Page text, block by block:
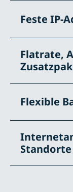
Feste IP-
Flatrate,
Flexible
Standorte